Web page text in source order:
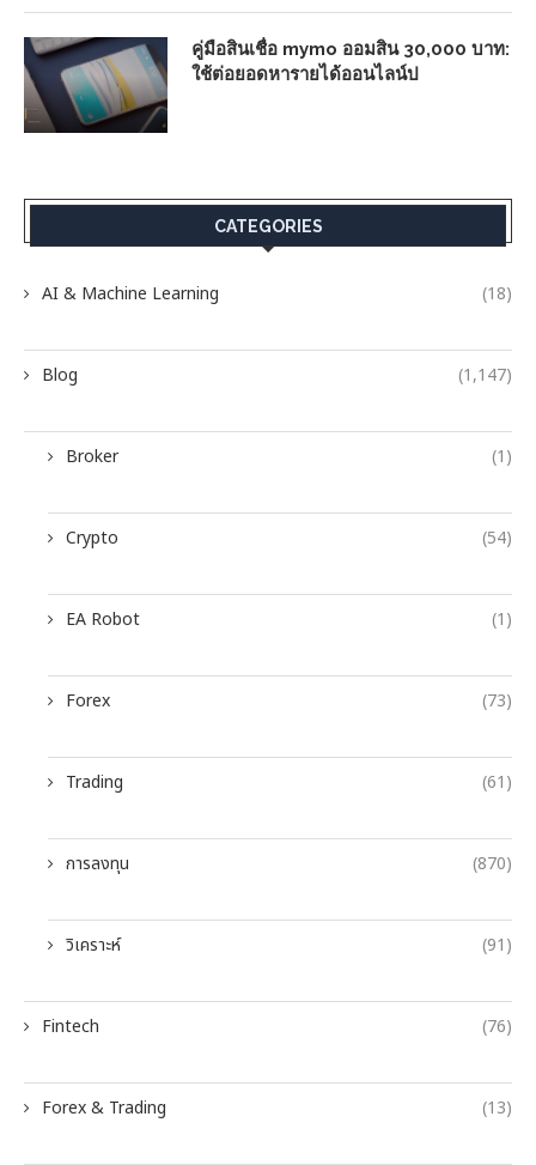
คู่มือสินเชื่อ mymo ออมสิน 30,000 บาท:
ใช้ต่อยอดหารายได้ออนไลน์ป
CATEGORIES
AI & Machine Learning (18)
Blog (1,147)
Broker (1)
Crypto (54)
EA Robot (1)
Forex (73)
Trading (61)
การลงทุน (870)
วิเคราะห์ (91)
Fintech (76)
Forex & Trading (13)